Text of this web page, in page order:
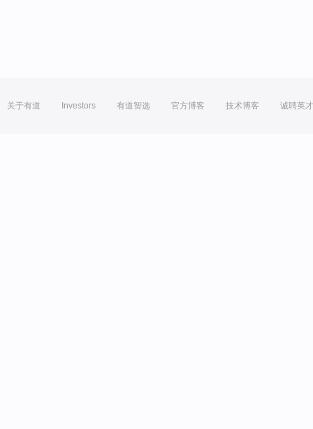
关于有道 Investors 有道智选 官方博客 技术博客 诚聘英才